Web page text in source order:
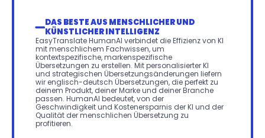
DAS BESTE AUS MENSCHLICHER UND
KÜNSTLICHER INTELLIGENZ
EasyTranslate HumanAI verbindet die Effizienz von KI
mit menschlichem Fachwissen, um
kontextspezifische, markenspezifische
Übersetzungen zu erstellen. Mit personalisierter KI
und strategischen Übersetzungsänderungen liefern
wir englisch-deutsch Übersetzungen, die perfekt zu
deinem Produkt, deiner Marke und deiner Branche
passen. HumanAI bedeutet, von der
Geschwindigkeit und Kostenersparnis der KI und der
Qualität der menschlichen Übersetzung zu
profitieren.